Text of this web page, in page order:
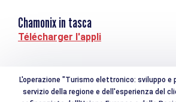
Chamonix in tasca
Télécharger l'appli
L'operazione "Turismo elettronico: sviluppo e
servizio della regione e dell'esperienza del